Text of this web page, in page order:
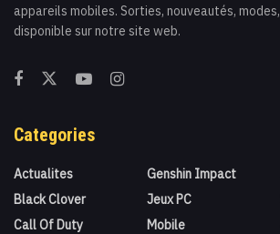
appareils mobiles. Sorties, nouveautés,
disponible sur notre site web.
Categories
Actualites
Black Clover
Call Of Duty
Genshin Impact
Jeux PC
Mobile